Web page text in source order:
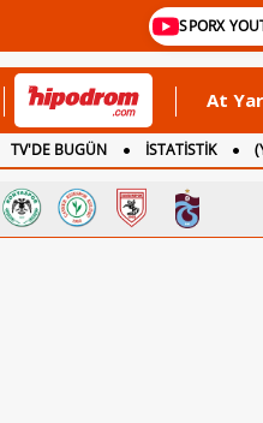
SPORX
At
TV'DE BUGÜN İSTATİSTİK